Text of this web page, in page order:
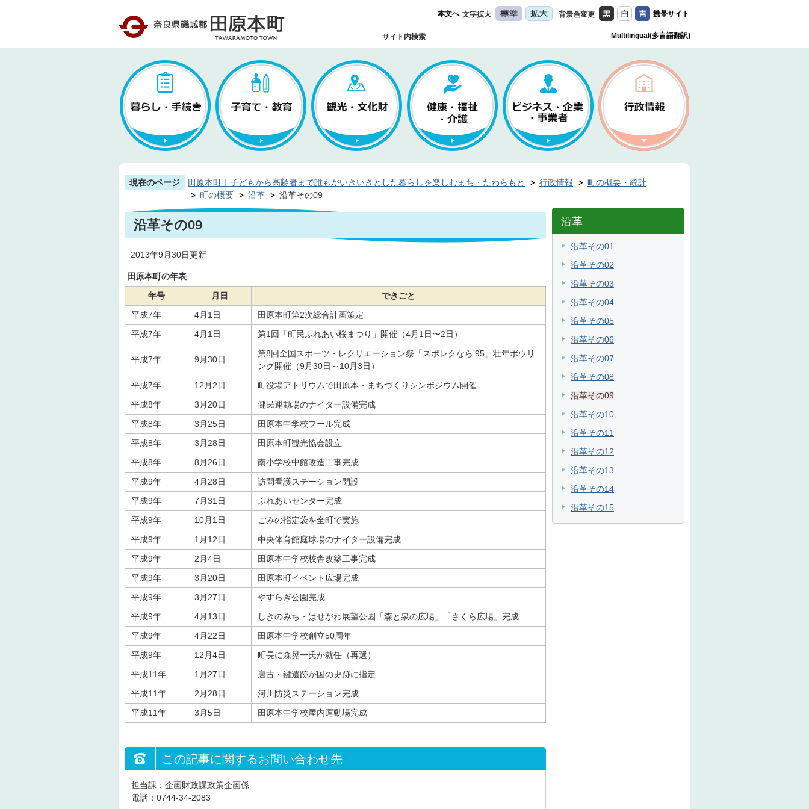
本文へ 文字拡大 背景色変更 携帯サイト
サイト内検索 Multilingual(多言語翻訳)
現在のページ 田原本町｜子どもから高齢者まで誰もがいきいきとした暮らしを楽しむまち・たわらもと 行政情報
町の概要・統計
町の概要
沿革 沿革その09
沿革その09
2013年9月30日更新
田原本町の年表
年号
月日
できごと
平成7年
4月1日
田原本町第2次総合計画策定
平成7年
4月1日 第1回「町民ふれあい桜まつり」開催（4月1日〜2日）
平成7年 9月30日
第8回全国スポーツ・レクリエーション祭「スポレクなら’95」壮年ボウリ
ング開催（9月30日～10月3日）
平成7年
12月2日
町役場アトリウムで田原本・まちづくりシンポジウム開催
平成8年
3月20日
健民運動場のナイター設備完成
平成8年
3月25日
田原本中学校プール完成
平成8年
3月28日
田原本町観光協会設立
平成8年
8月26日
南小学校中館改造工事完成
平成9年
4月28日
訪問看護ステーション開設
平成9年
7月31日
ふれあいセンター完成
平成9年
10月1日
ごみの指定袋を全町で実施
平成9年
1月12日
中央体育館庭球場のナイター設備完成
平成9年
2月4日
田原本中学校校舎改築工事完成
平成9年
3月20日
田原本町イベント広場完成
平成9年
3月27日
やすらぎ公園完成
平成9年
4月13日
しきのみち・はせがわ展望公園「森と泉の広場」「さくら広場」完成
平成9年
4月22日
田原本中学校創立50周年
平成9年
12月4日
町長に森晃一氏が就任（再選）
平成11年
1月27日
唐古・鍵遺跡が国の史跡に指定
平成11年
2月28日
河川防災ステーション完成
平成11年
3月5日 田原本中学校屋内運動場完成
この記事に関するお問い合わせ先
担当課：企画財政課政策企画係
電話：0744-34-2083
沿革
沿革その01
沿革その02
沿革その03
沿革その04
沿革その05
沿革その06
沿革その07
沿革その08
沿革その09
沿革その10
沿革その11
沿革その12
沿革その13
沿革その14
沿革その15